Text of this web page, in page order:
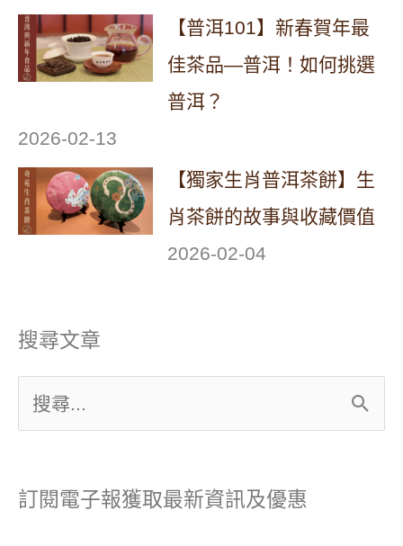
【普洱101】新春賀年最
佳茶品—普洱！如何挑選
普洱？
2026-02-13
【獨家生肖普洱茶餅】生
肖茶餅的故事與收藏價值
2026-02-04
搜尋文章
搜
關
訂閱電子報獲取最新資訊及優惠